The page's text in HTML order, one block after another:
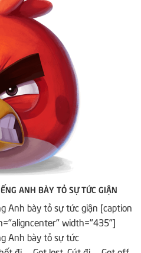
ANH BÀY TỎ SỰ TỨC GIẬN
Anh bày tỏ sự tức giận [caption
width="435"]
Anh bày tỏ sự tức